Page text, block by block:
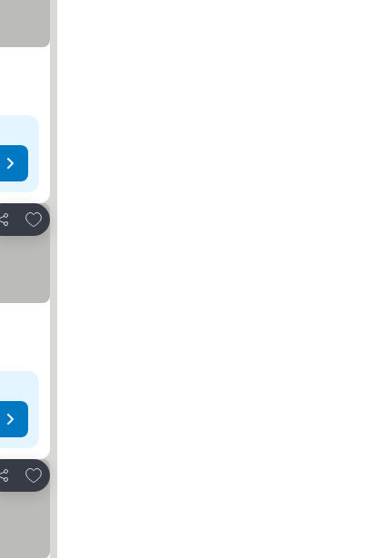
Partilhar
Adicionar aos favoritos
Partilhar
Adicionar aos favoritos